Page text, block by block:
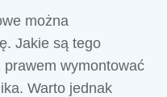
można
Jakie są tego
wymontować
Warto jednak